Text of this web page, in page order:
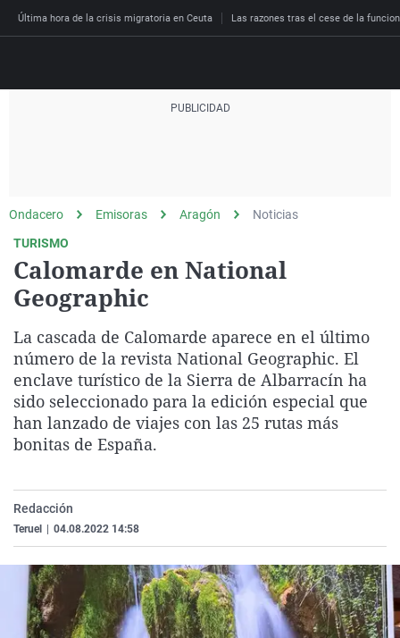
Última hora de la crisis migratoria en Ceuta Las razones tras el cese de la
Julia en la onda
Radioestadio noche
El colegio invisible
La rosa de los vientos
Expedientes del más
Prohibido morirse
Esto no ha pasado
Caso
Baleares
Comunidad de Madrid
Comunitat Valenciana
Extremadura
Economía
Deportes
Tenis
El tiempo
Más noticias
Salud
Gastronomía
Medio ambiente
Virales
Ondacero Emisoras Aragón
Noticias
TURISMO
Calomarde en National
Geographic
La cascada de Calomarde aparece en el último
número de la revista National Geographic. El
enclave turístico de la Sierra de Albarracín ha
sido seleccionado para la edición especial que
han lanzado de viajes con las 25 rutas más
bonitas de España.
Redacción
Teruel 04.08.2022 14:58